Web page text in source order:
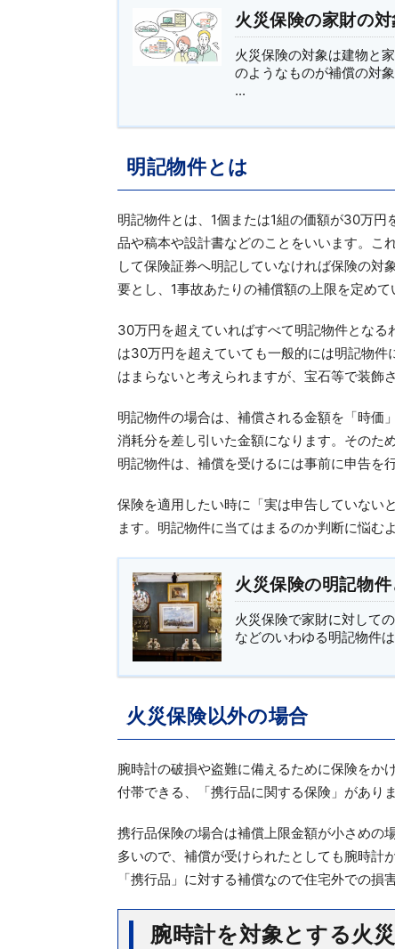
火災保険の家財の
火災保険の対象は建物と
のようなものが補償の対
...
明記物件とは
明記物件とは、1個または1組の価額が30万
品や稿本や設計書などのことをいいます。こ
して保険証券へ明記していなければ保険の対
要とし、1事故あたりの補償額の上限を定めて
30万円を超えていればすべて明記物件とな
は30万円を超えていても一般的には明記物
はまらないと考えられますが、宝石等で装飾
明記物件の場合は、補償される金額を「時価
消耗分を差し引いた金額になります。そのた
明記物件は、補償を受けるには事前に申告を
保険を適用したい時に「実は申告していない
ます。明記物件に当てはまるのか判断に悩む
火災保険の明記物
火災保険で家財に対して
などのいわゆる明記物件
火災保険以外の場合
腕時計の破損や盗難に備えるために保険をか
付帯できる、「携行品に関する保険」がありま
携行品保険の場合は補償上限金額が小さめの
多いので、補償が受けられたとしても腕時計
「携行品」に対する補償なので住宅外での損
腕時計を対象とする火